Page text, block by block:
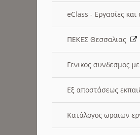
eClass - Εργασίες
ΠΕΚΕΣ Θεσσαλιας
Γενικος συνδεσμος
Εξ αποστάσεως
Κατάλογος ωραιων